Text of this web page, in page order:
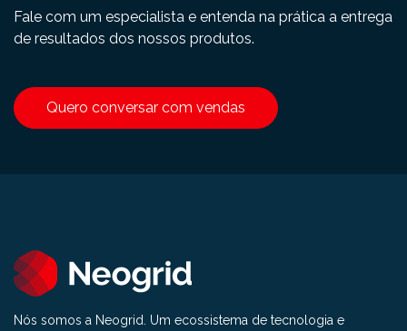
Fale com um especialista e entenda na prática a entrega
de resultados dos nossos produtos.
Quero conversar com vendas
Nós somos a Neogrid. Um ecossistema de tecnologia e